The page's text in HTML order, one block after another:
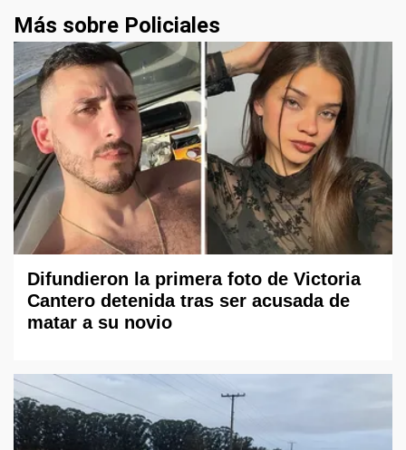
Más sobre Policiales
Difundieron la primera foto de Victoria
Cantero detenida tras ser acusada de
matar a su novio